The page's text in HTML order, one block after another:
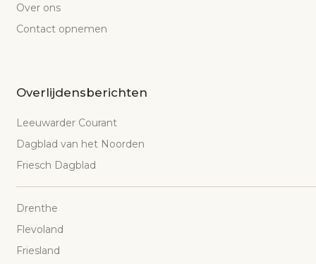
Over ons
Contact opnemen
Overlijdensberichten
Leeuwarder Courant
Dagblad van het Noorden
Friesch Dagblad
Drenthe
Flevoland
Friesland